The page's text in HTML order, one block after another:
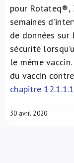
pour Rotateq®,
semaines
de données
sécurité
le même
du vaccin
chapitre
30 avril 2020